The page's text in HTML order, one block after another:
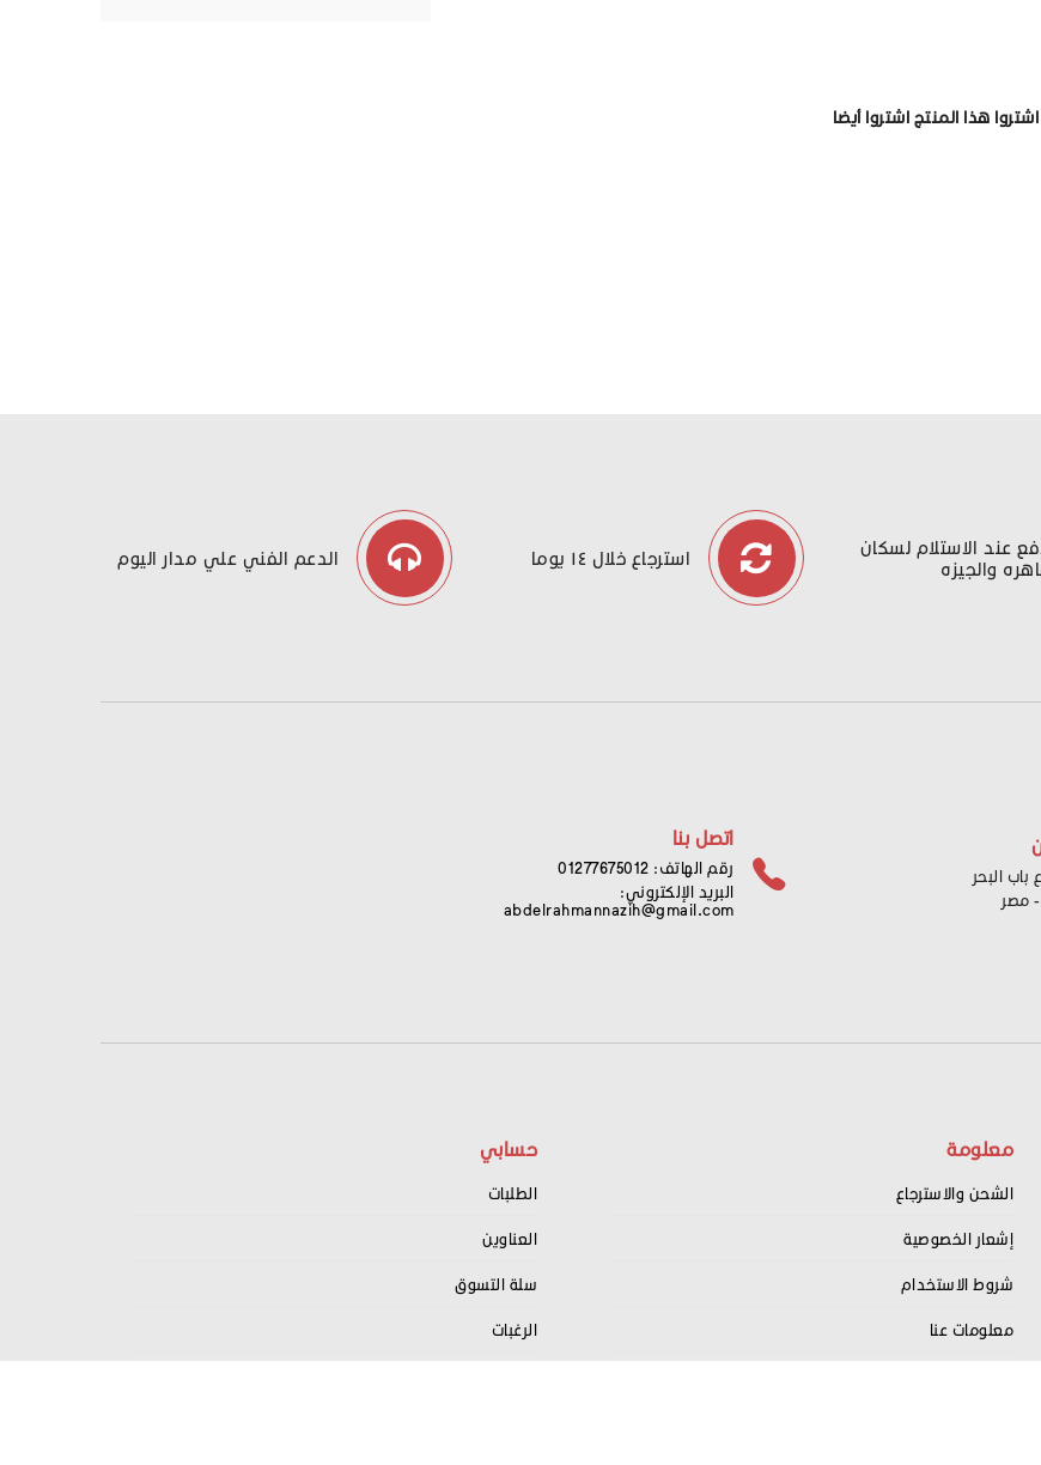
هذا المنتج اشتروا أيضا
عند الاستلام لسكان
والجيزه
استرجاع خلال ١٤ يوما الدعم الفني علي مدار اليوم
- مصر
اتصل بنا
رقم الهاتف: 01277675012
البريد الإلكتروني:
abdelrahmannazih@gmail.com
معلومة
الشحن والاسترجاع
إشعار الخصوصية
شروط الاستخدام
معلومات عنا
حسابي
الطلبات
العناوين
سلة التسوق
الرغبات